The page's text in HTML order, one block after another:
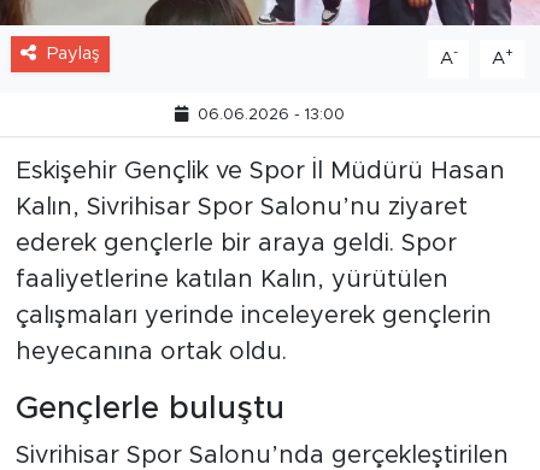
Paylaş A- A+
06.06.2026 - 13:00
Eskişehir Gençlik ve Spor İl Müdürü Hasan
Kalın, Sivrihisar Spor Salonu’nu ziyaret
ederek gençlerle bir araya geldi. Spor
faaliyetlerine katılan Kalın, yürütülen
çalışmaları yerinde inceleyerek gençlerin
heyecanına ortak oldu.
Gençlerle buluştu
Sivrihisar Spor Salonu’nda gerçekleştirilen